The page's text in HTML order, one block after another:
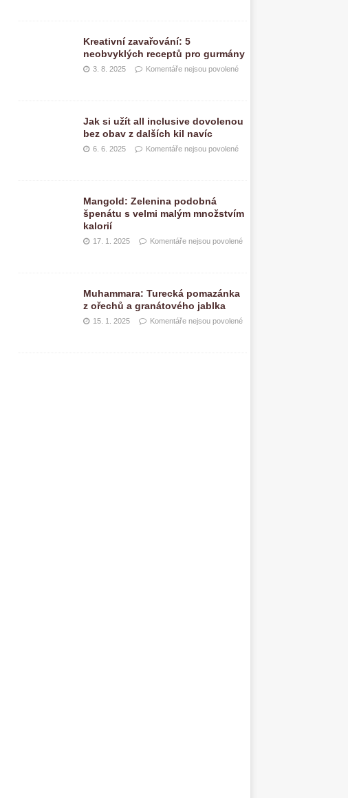
Kreativní zavařování: 5
neobvyklých receptů pro gurmány
3. 8. 2025 Komentáře nejsou povolené
Jak si užít all inclusive dovolenou
bez obav z dalších kil navíc
6. 6. 2025 Komentáře nejsou povolené
Mangold: Zelenina podobná
špenátu s velmi malým množstvím
kalorií
17. 1. 2025 Komentáře nejsou povolené
Muhammara: Turecká pomazánka
z ořechů a granátového jablka
15. 1. 2025 Komentáře nejsou povolené